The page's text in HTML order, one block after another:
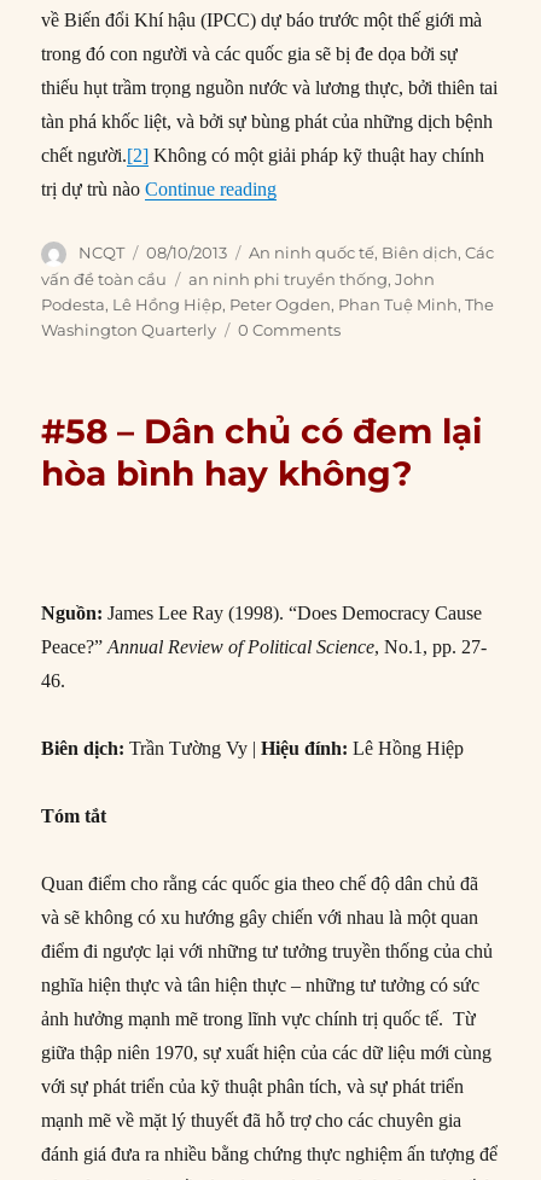
Author
NCQT
Posted
on
08/10/2013 Categories
An ninh quốc tế,Biên dịch ,Các
vấn đề toàn cầu
Tags
an ninh phi truyền thống,John
Podesta, Lê Hồng Hiệp ,Peter Ogden ,Phan Tuệ Minh, The
Washington Quarterly
#58 – Dân chủ có đem lại
hòa bình hay không?
Peace?” Annual Review of Political Science, No.1, pp. 27-
46.
Quan điểm cho rằng các quốc gia theo chế độ dân chủ đã
và sẽ không có xu hướng gây chiến với nhau là một quan
nghĩa hiện thực và tân hiện thực – những tư tưởng có sức
giữa thập niên 1970, sự xuất hiện của các dữ liệu mới cùng
mạnh mẽ về mặt lý thuyết đã hỗ trợ cho các chuyên gia
đánh giá đưa ra nhiều bằng chứng thực nghiệm ấn tượng để
bảo vệ cho mệnh đề hòa bình nhờ dân chủ ở trên. Một số ý
kiếnContinue reading“#58 – Dân chủ có đem lại hòa bình hay
Author
NCQT
Posted
on
17/09/2013 Categories
An ninh quốc tế,Biên dịch,Lý
thuyết QHQT
Tags
Annual Review of Political Science,chiến
tranh
dân chủ,hòa bình, James Lee Ray, Lê Hồng Hiệp
Trần Tường Vy
1 Comment